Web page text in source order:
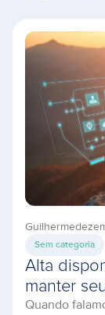
Guilherme
Sem categoria
Alta
manter
Quando